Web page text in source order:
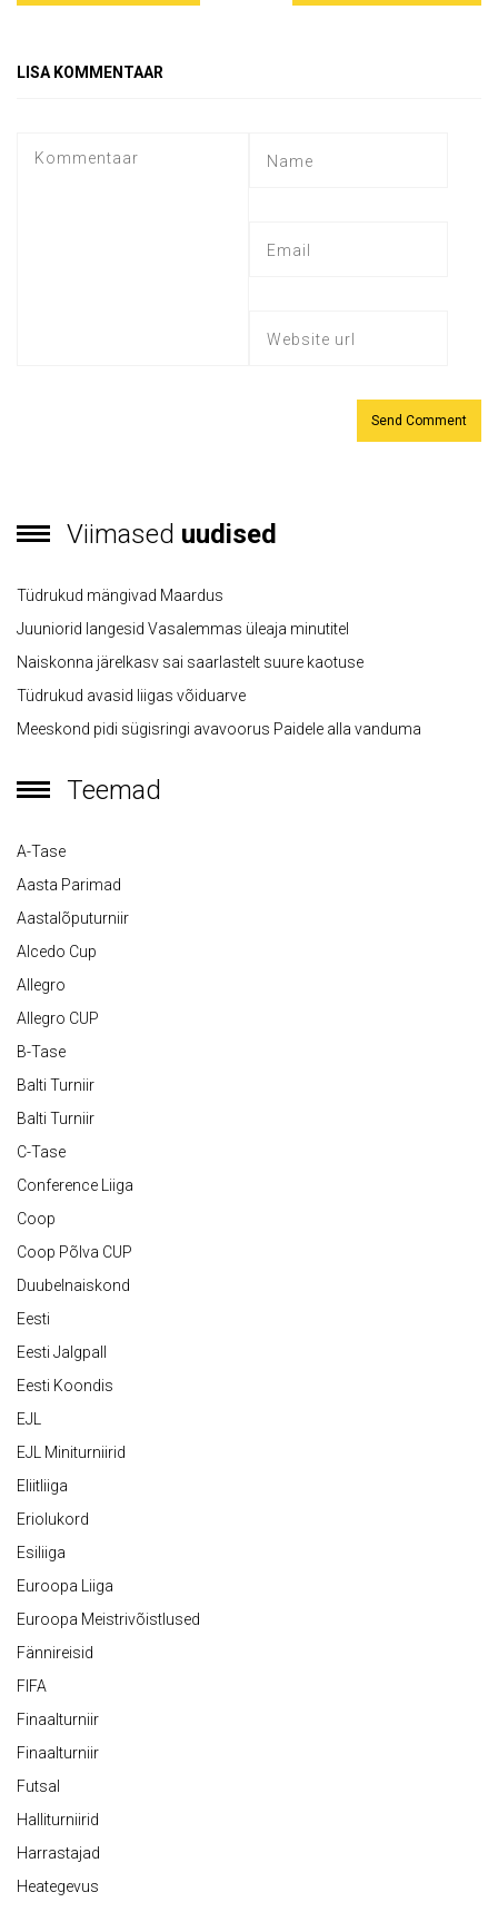
LISA KOMMENTAAR
Viimased uudised
Tüdrukud mängivad Maardus
Juuniorid langesid Vasalemmas üleaja minutitel
Naiskonna järelkasv sai saarlastelt suure kaotuse
Tüdrukud avasid liigas võiduarve
Meeskond pidi sügisringi avavoorus Paidele alla vanduma
Teemad
A-Tase
Aasta Parimad
Aastalõputurniir
Alcedo Cup
Allegro
Allegro CUP
B-Tase
Balti Turniir
Balti Turniir
C-Tase
Conference Liiga
Coop
Coop Põlva CUP
Duubelnaiskond
Eesti
Eesti Jalgpall
Eesti Koondis
EJL
EJL Miniturniirid
Eliitliiga
Eriolukord
Esiliiga
Euroopa Liiga
Euroopa Meistrivõistlused
Fännireisid
FIFA
Finaalturniir
Finaalturniir
Futsal
Halliturniirid
Harrastajad
Heategevus